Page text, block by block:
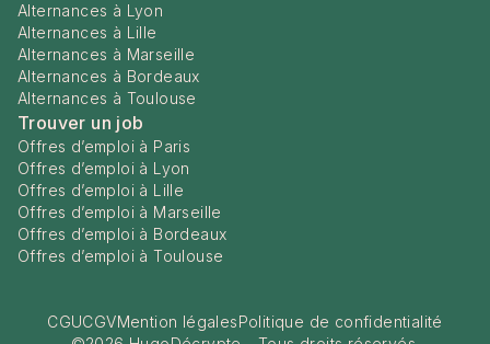
Alternances à Lyon
Alternances à Lille
Alternances à Marseille
Alternances à Bordeaux
Alternances à Toulouse
Trouver un job
Offres d’emploi à Paris
Offres d’emploi à Lyon
Offres d’emploi à Lille
Offres d’emploi à Marseille
Offres d’emploi à Bordeaux
Offres d’emploi à Toulouse
CGUCGVMention légalesPolitique de confidentialité